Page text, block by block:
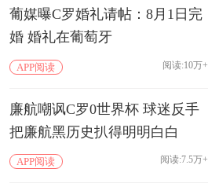
葡媒曝C罗婚礼请帖：8月1日完
婚 婚礼在葡萄牙
APP阅读 阅读:10万+
廉航嘲讽C罗0世界杯 球迷反手
把廉航黑历史扒得明明白白
APP阅读 阅读:7.5万+